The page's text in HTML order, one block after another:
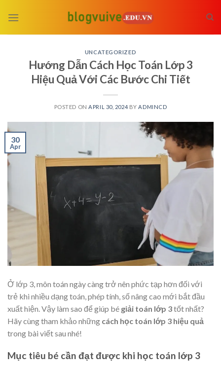
UNCATEGORIZED
Hướng Dẫn Cách Học Toán Lớp 3
Hiệu Quả Với Các Bước Chi Tiết
POSTED ON APRIL 30, 2024 BY ADMINCD
30
Apr
Ở lớp 3, môn toán ngày càng trở nên phức tạp hơn đối với
trẻ khi nhiều dạng toán, phép tính, số nâng cao mới bắt đầu
xuất hiện. Vậy làm sao để giúp bé giải toán lớp 3tốt nhất?
Hãy cùng tham khảo những cách học toán lớp 3 hiệu quả
trong bài viết sau nhé!
Mục tiêu bé cần đạt được khi học toán lớp 3